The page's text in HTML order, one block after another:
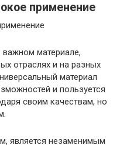
применение
материале,
отраслях и на разных
материал
и пользуется
своим качествам, но
является незаменимым